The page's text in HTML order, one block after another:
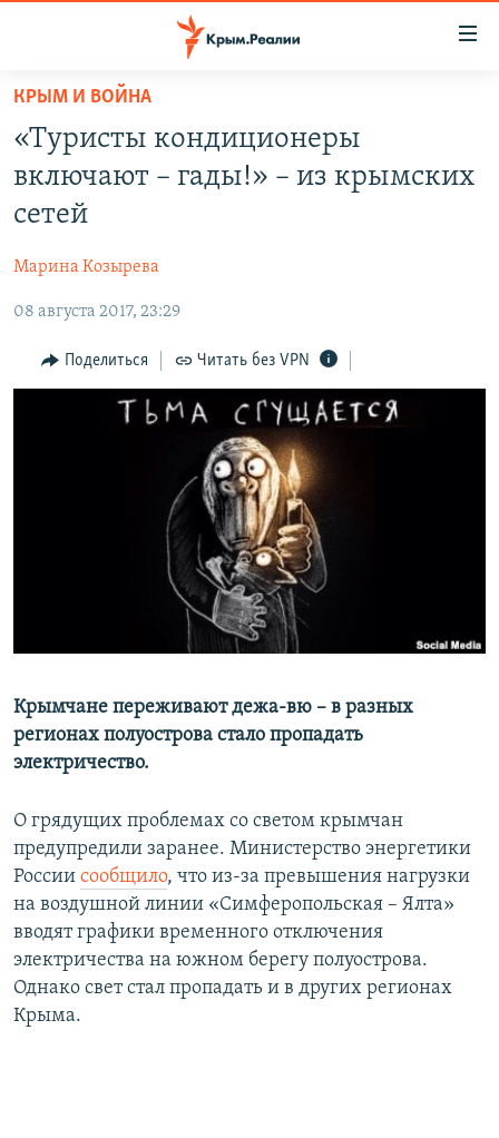
Вернуться
основному
содержанию
Вернутся
главной
навигации
Вернутся
поиску
СПЕЦПРОЕКТЫ
ГРУЗ 200
11 ЛЕТ ОККУПАЦИИ КРЫМА. 11 ИСТОРИЙ СОПРОТИВЛЕНИЯ
ЕЩЕ
ИНТЕРАКТИВ
ИНФОГРАФИКА
ТЕЛЕПРОЕКТ КРЫМ.РЕАЛИИ
СОВЕТЫ ПРАВОЗАЩИТНИКОВ
ПРОПАВШИЕ БЕЗ ВЕСТИ
ПОБЕДИТЕЛЕЙ НЕ СУДЯТ?
КРЫМ.НЕПОКОРЕННЫЙ
УКРАИНСКАЯ ПРОБЛЕМА КРЫМА
РАДІО СВОБОДА
КАК ОБОЙТИ БЛОКИРОВКУ
Українською
КРЫМ И ВОЙНА
«Туристы кондиционеры
включают – гады!» – из крымских
сетей
Марина Козырева
08 августа 2017, 23:29
Поделиться Читать без VPN
Крымчане переживают дежа-вю – в разных
регионах полуострова стало пропадать
электричество.
О грядущих проблемах со светом крымчан
предупредили заранее. Министерство энергетики
России сообщило, что из-за превышения нагрузки
на воздушной линии «Симферопольская – Ялта»
вводят графики временного отключения
электричества на южном берегу полуострова.
Однако свет стал пропадать и в других регионах
Крыма.